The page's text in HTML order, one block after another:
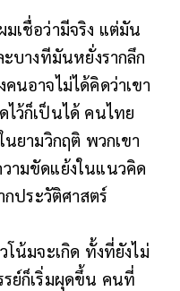
เชื่อว่ามีจริง แต่มัน
บางทีมันหยั่งรากลึก
นอาจไม่ได้คิดว่าเขา
ว้ก็เป็นได้ คนไทย
นยามวิกฤติ พวกเขา
ามขัดแย้งในแนวคิด
กประวัติศาสตร์
น้มจะเกิด ทั้งที่ยังไม่
ย์ก็เริ่มผุดขึ้น คนที่